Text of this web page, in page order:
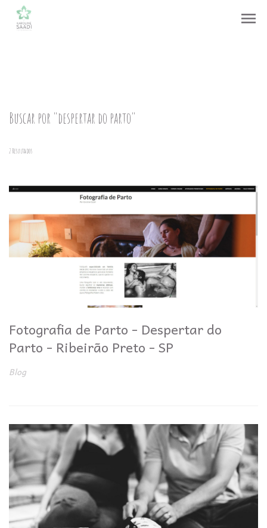
menu
Buscar por "despertar do parto"
2 Resultados
Fotografia de Parto - Despertar do
Parto - Ribeirão Preto - SP
Blog